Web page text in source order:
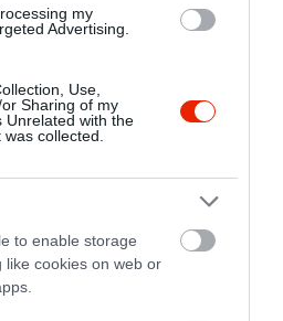
my
Advertising.
Use,
Sharing of my
Unrelated with the
collected.
to enable storage
like cookies on web or
1